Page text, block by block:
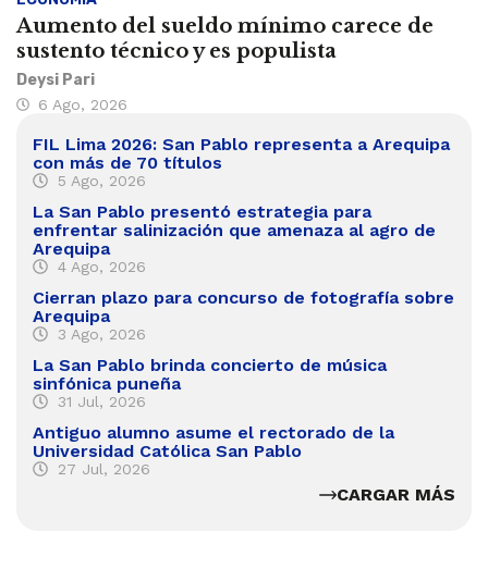
Aumento del sueldo mínimo carece de
sustento técnico y es populista
Deysi Pari
6 Ago, 2026
FIL Lima 2026: San Pablo representa a Arequipa
con más de 70 títulos
5 Ago, 2026
La San Pablo presentó estrategia para
enfrentar salinización que amenaza al agro de
Arequipa
4 Ago, 2026
Cierran plazo para concurso de fotografía sobre
Arequipa
3 Ago, 2026
La San Pablo brinda concierto de música
sinfónica puneña
31 Jul, 2026
Antiguo alumno asume el rectorado de la
Universidad Católica San Pablo
27 Jul, 2026
CARGAR MÁS